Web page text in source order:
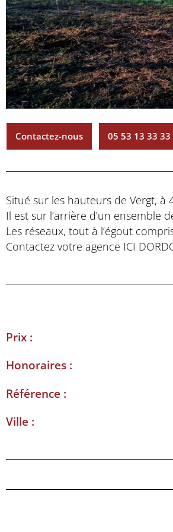
Contactez-nous 05 53 13 33 33
Situé sur les hauteurs de Vergt,
Il est sur l’arrière d’un ensemble
Les réseaux, tout à l’égout
Contactez votre agence ICI
Prix :
Honoraires :
Référence :
Ville :